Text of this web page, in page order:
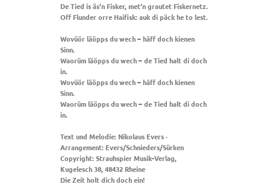
De Tied is äs‘n Fisker, met‘n grautet Fiskernetz.
Off Flunder orre Haifisk: auk di päck he to lest.
Wovüör läöpps du wech – häff doch kienen
Sinn.
Waorüm läöpps du wech – de Tied halt di doch
in.
Wovüör läöpps du wech – häff doch kienen
Sinn.
Waorüm läöpps du wech – de Tied halt di doch
in.
Text und Melodie: Nikolaus Evers ·
Arrangement: Evers/Schnieders/Sürken
Copyright: Strauhspier Musik-Verlag,
Kugelesch 38, 48432 Rheine
Die Zeit holt dich doch ein!